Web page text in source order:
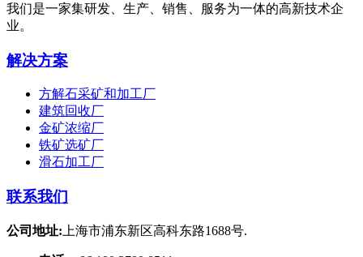
我们是一家集研发、生产、销售、服务为一体的高新技术企
业。
解决方案
方解石采矿和加工厂
建筑回收厂
金矿浓缩厂
铁矿选矿厂
滑石加工厂
联系我们
公司地址: 上海市浦东新区高科东路1688号.